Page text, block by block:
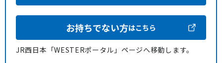
お持ちでない方はこちら
JR西日本「WESTERポータル」ページへ移動します。